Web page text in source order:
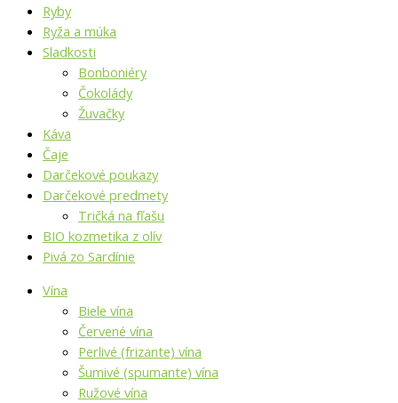
Ryby
Ryža a múka
Sladkosti
Bonboniéry
Čokolády
Žuvačky
Káva
Čaje
Darčekové poukazy
Darčekové predmety
Tričká na fľašu
BIO kozmetika z olív
Pivá zo Sardínie
Vína
Biele vína
Červené vína
Perlivé (frizante) vína
Šumivé (spumante) vína
Ružové vína